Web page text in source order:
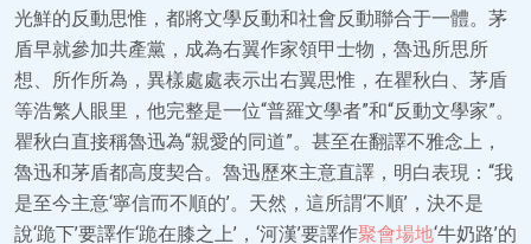
光鮮的反動思惟，都將文學反動和社會反動聯合于一體。茅
盾早就參加共產黨，成為右翼作家領甲士物，魯迅所思所
想、所作所為，異樣處處表示出右翼思惟，在瞿秋白、茅盾
等浩繁人眼里，他完整是一位“普羅文學者”和“反動文學家”。
瞿秋白直接稱魯迅為“親愛的同道”。甚至在翻譯不雅念上，
魯迅和茅盾都高度契合。魯迅歷來主意直譯，明白表現：“我
是至今主意‘寧信而不順的’。天然，這所謂‘不順’，決不是
說‘跪下’要譯作‘跪在膝之上’，‘河漢’要譯作聚會場地‘牛奶路’的